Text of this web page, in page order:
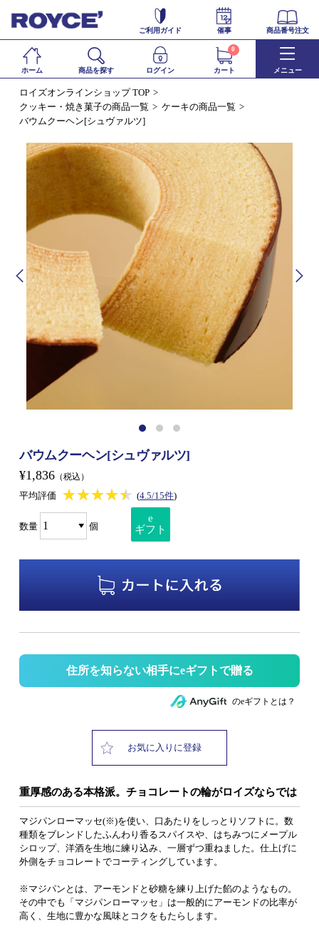
ご利用ガイド 催事 商品番号注文
ホーム 商品を探す ログイン カート
0
メニュー
ロイズオンラインショップ TOP
クッキー・焼き菓子の商品一覧
ケーキの商品一覧
バウムクーヘン[シュヴァルツ]
バウムクーヘン[シュヴァルツ]
¥1,836 （税込）
平均評価 ★★★★★
★★★★★ (4.5/15件)
数量 個
e
ギフト
住所を知らない相手にeギフトで贈る
のeギフトとは？
お気に入りに登録
重厚感のある本格派。チョコレートの輪がロイズならでは
マジパンローマッセ(※)を使い、口あたりをしっとりソフトに。数
種類をブレンドしたふんわり香るスパイスや、はちみつにメープル
シロップ、洋酒を生地に練り込み、一層ずつ重ねました。仕上げに
外側をチョコレートでコーティングしています。
※マジパンとは、アーモンドと砂糖を練り上げた餡のようなもの。
その中でも「マジパンローマッセ」は一般的にアーモンドの比率が
高く、生地に豊かな風味とコクをもたらします。